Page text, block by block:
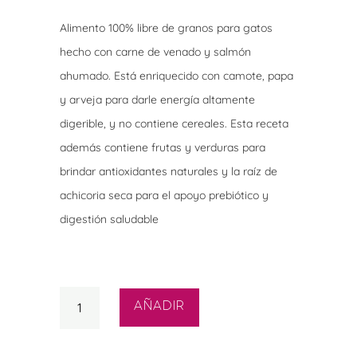
Alimento 100% libre de granos para gatos
hecho con carne de venado y salmón
ahumado. Está enriquecido con camote, papa
y arveja para darle energía altamente
digerible, y no contiene cereales. Esta receta
además contiene frutas y verduras para
brindar antioxidantes naturales y la raíz de
achicoria seca para el apoyo prebiótico y
digestión saludable
AÑADIR